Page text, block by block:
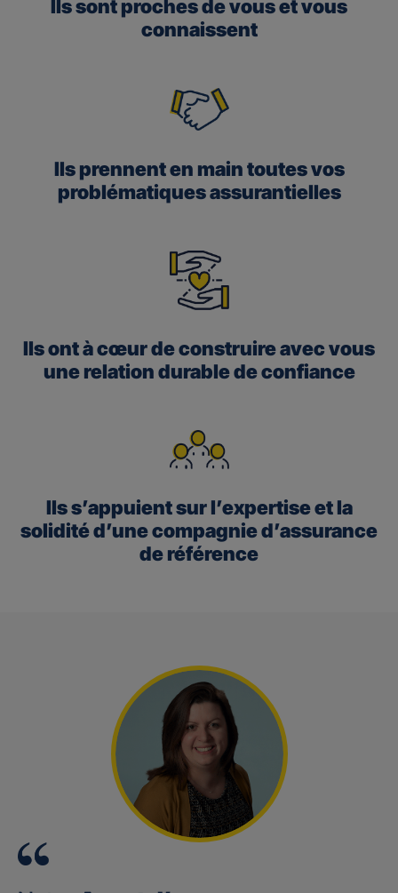
Ils sont proches de vous et vous
connaissent
Ils prennent en main toutes vos
problématiques assurantielles
Ils ont à cœur de construire avec vous
une relation durable de confiance
Ils s’appuient sur l’expertise et la
solidité d’une compagnie d’assurance
de référence